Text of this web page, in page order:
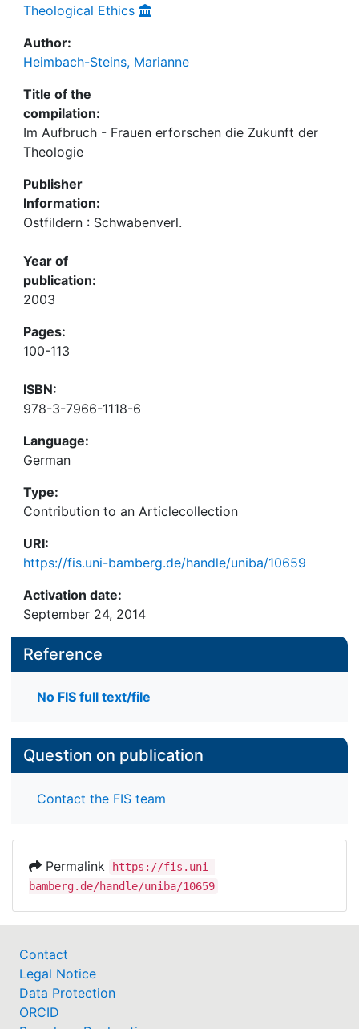
Theological Ethics
Author:
Heimbach-Steins, Marianne
Title of the
compilation:
Im Aufbruch - Frauen erforschen die Zukunft der
Theologie
Publisher
Information:
Ostfildern : Schwabenverl.
Year of
publication:
2003
Pages:
100-113
ISBN:
978-3-7966-1118-6
Language:
German
Type:
Contribution to an Articlecollection
URI:
https://fis.uni-bamberg.de/handle/uniba/10659
Activation date:
September 24, 2014
Reference
No FIS full text/file
Question on publication
Contact the FIS team
Permalink
https://fis.uni-
bamberg.de/handle/uniba/10659
Contact
Legal Notice
Data Protection
ORCID